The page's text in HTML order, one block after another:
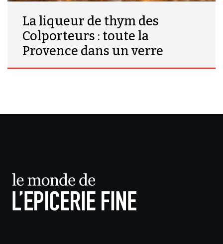
La liqueur de thym des
Colporteurs : toute la
Provence dans un verre